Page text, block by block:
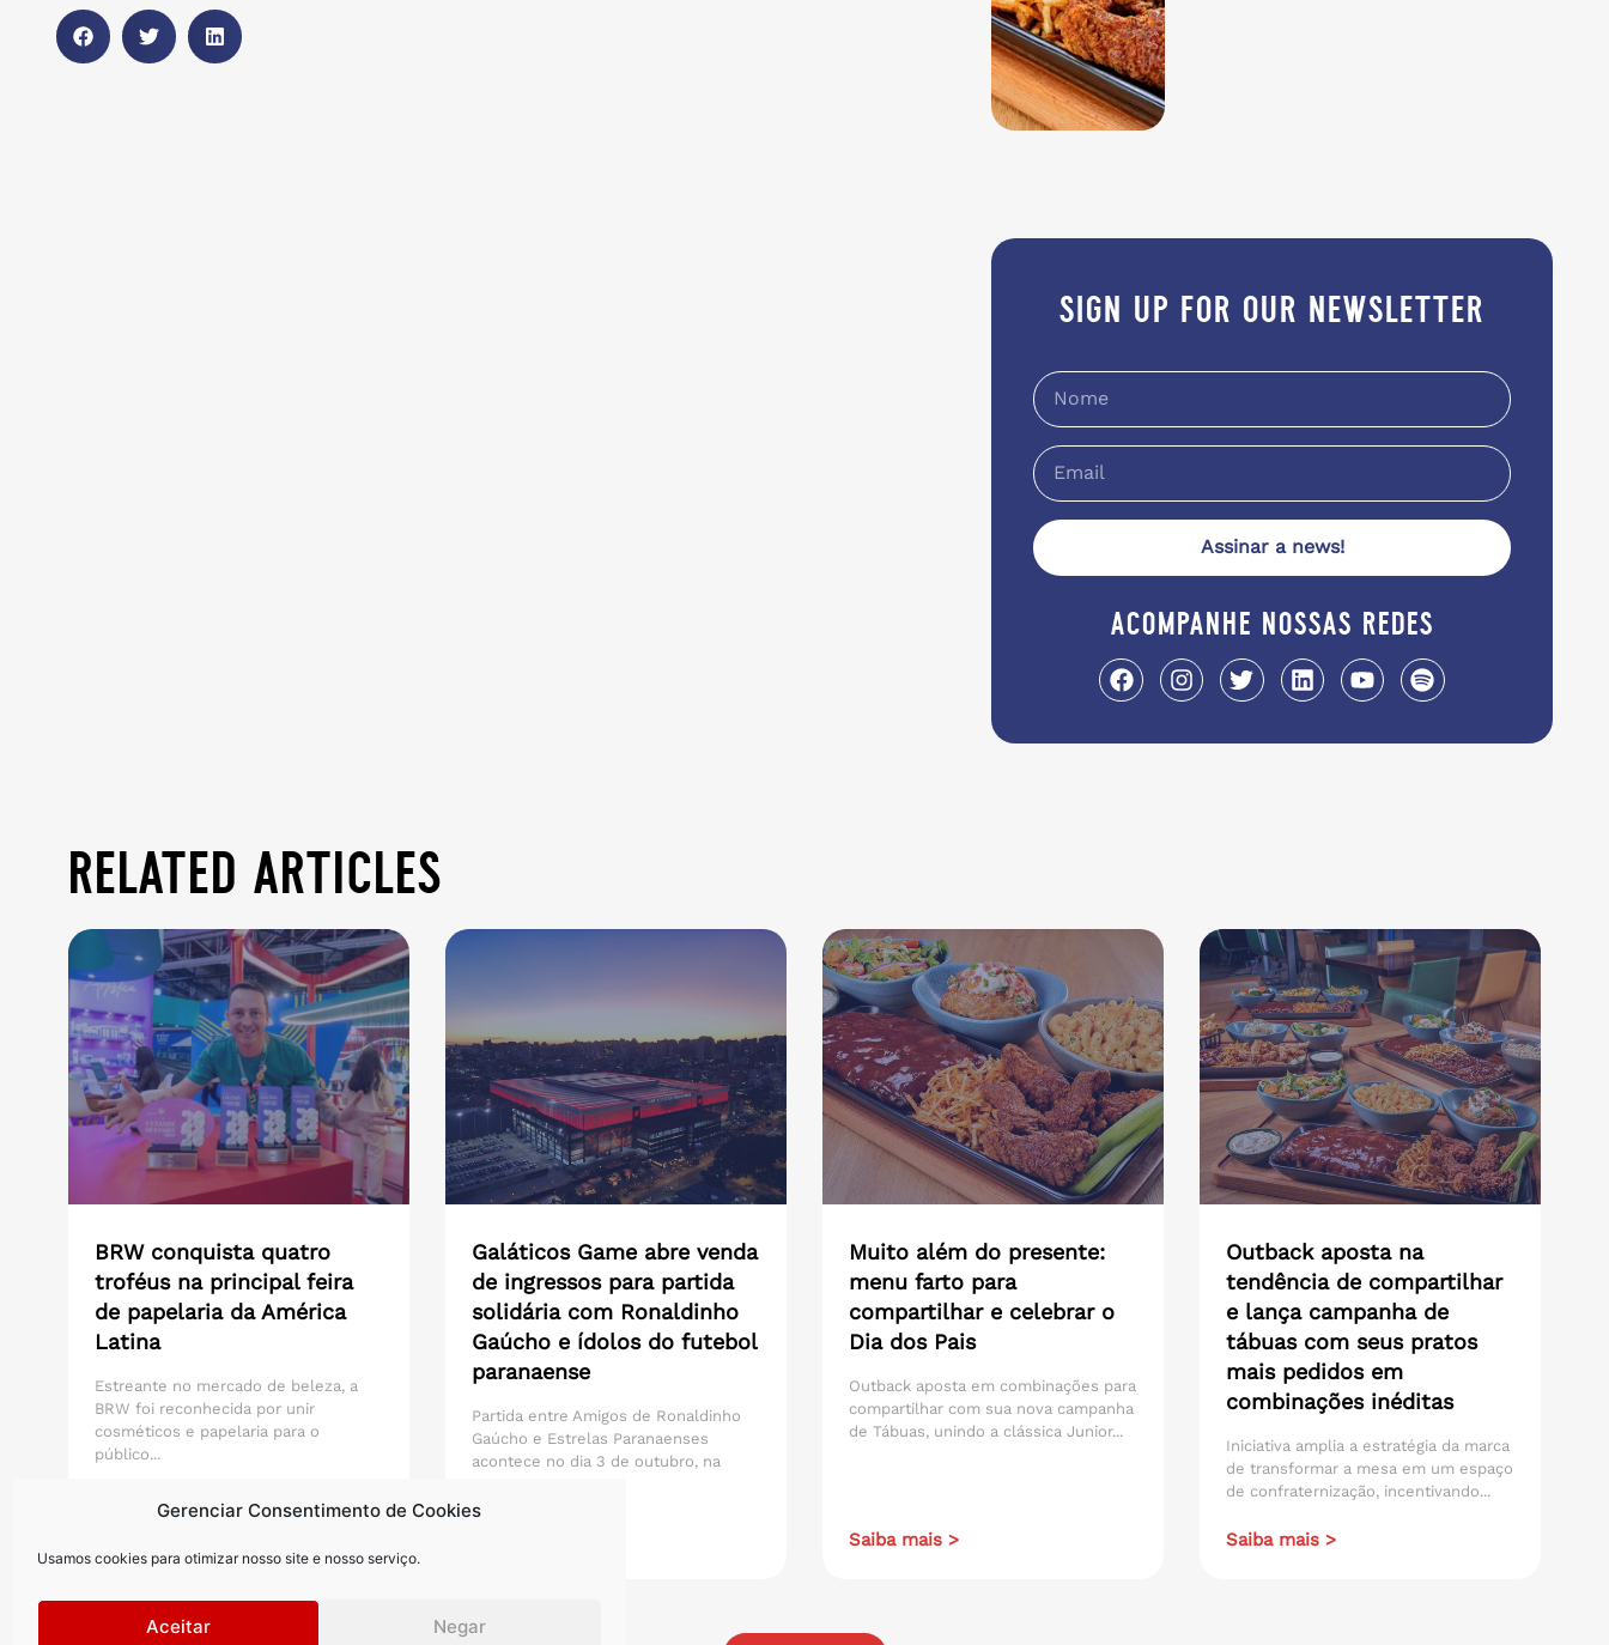
Gerenciar Consentimento de Cookies
Usamos cookies para otimizar nosso site e nosso serviço.
Aceitar Negar
sign up for our newsletter
Assinar a news!
acompanhe nossas redes
related articles
BRW conquista quatro
troféus na principal feira
de papelaria da América
Latina
Estreante no mercado de beleza, a
BRW foi reconhecida por unir
cosméticos e papelaria para o
público...
Galáticos Game abre venda
de ingressos para partida
solidária com Ronaldinho
Gaúcho e ídolos do futebol
paranaense
Partida entre Amigos de Ronaldinho
Gaúcho e Estrelas Paranaenses
acontece no dia 3 de outubro, na
Muito além do presente:
menu farto para
compartilhar e celebrar o
Dia dos Pais
Outback aposta em combinações para
compartilhar com sua nova campanha
de Tábuas, unindo a clássica Junior...
Saiba mais >
Outback aposta na
tendência de compartilhar
e lança campanha de
tábuas com seus pratos
mais pedidos em
combinações inéditas
Iniciativa amplia a estratégia da marca
de transformar a mesa em um espaço
de confraternização, incentivando...
Saiba mais >